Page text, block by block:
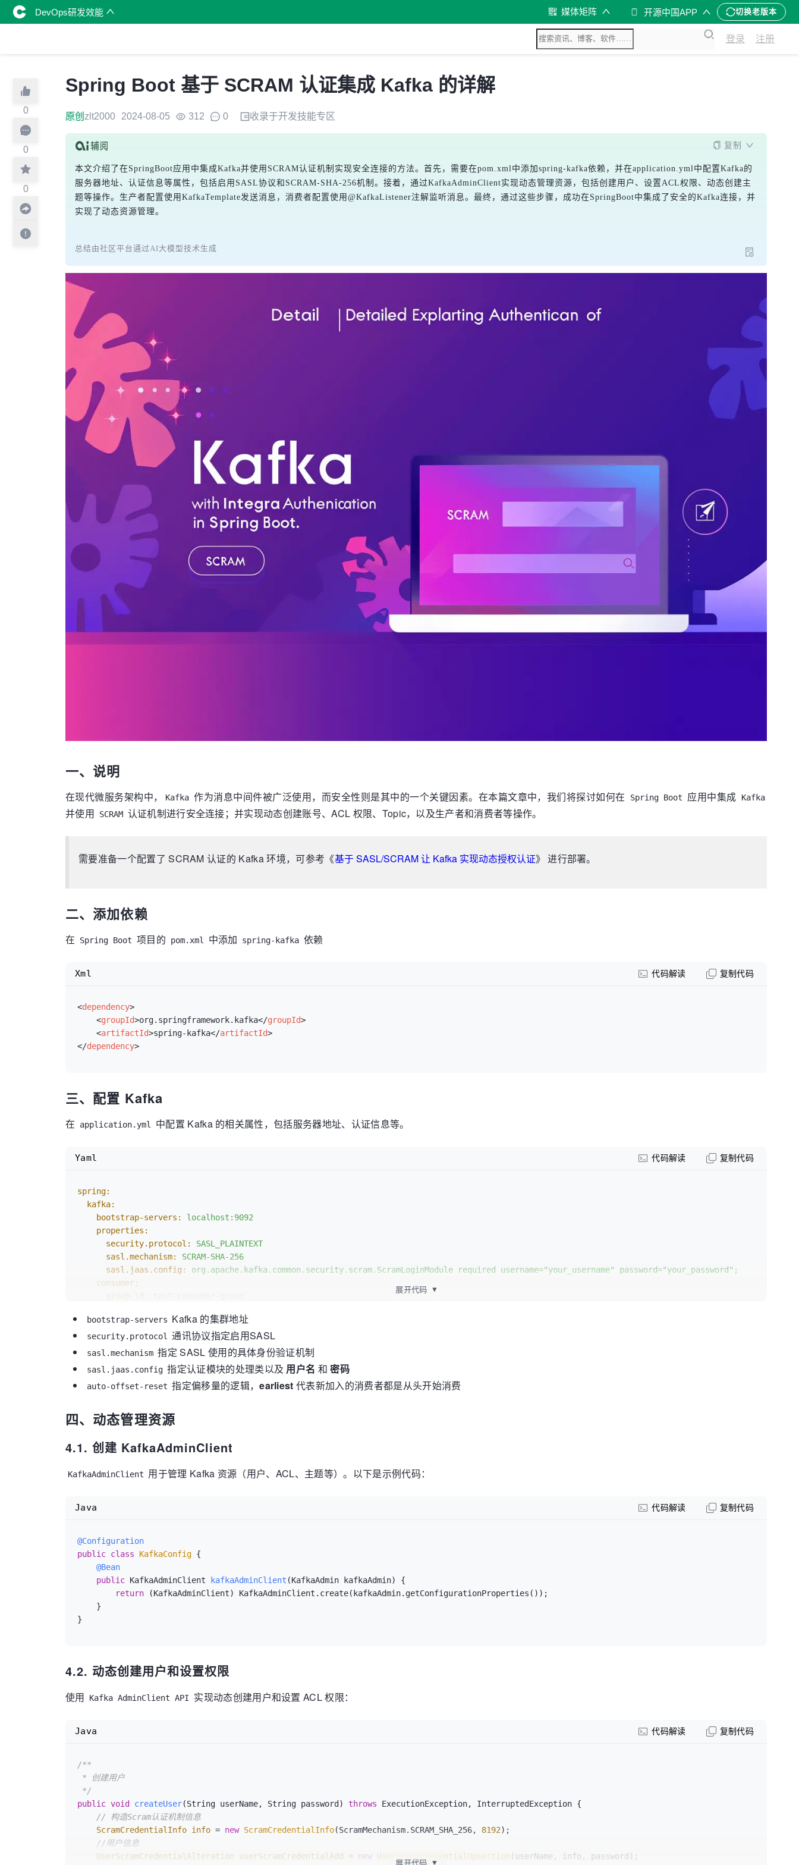
DevOps研发效能 媒体矩阵 开源中国APP 切换老版本
登录 注册
0
0
0
Spring Boot 基于 SCRAM 认证集成 Kafka 的详解
原创 zlt2000 2024-08-05 312 0 收录于开发技能专区
复制
本文介绍了在SpringBoot应用中集成Kafka并使用SCRAM认证机制实现安全连接的方法。首先，需要在pom.xml中添加spring-kafka依赖，并在application.yml中配置Kafka的
服务器地址、认证信息等属性，包括启用SASL协议和SCRAM-SHA-256机制。接着，通过KafkaAdminClient实现动态管理资源，包括创建用户、设置ACL权限、动态创建主
题等操作。生产者配置使用KafkaTemplate发送消息，消费者配置使用@KafkaListener注解监听消息。最终，通过这些步骤，成功在SpringBoot中集成了安全的Kafka连接，并
实现了动态资源管理。
总结由社区平台通过AI大模型技术生成
一、说明
在现代微服务架构中， Kafka 作为消息中间件被广泛使用，而安全性则是其中的一个关键因素。在本篇文章中，我们将探讨如何在 Spring Boot 应用中集成 Kafka
并使用 SCRAM 认证机制进行安全连接；并实现动态创建账号、ACL 权限、Topic，以及生产者和消费者等操作。
需要准备一个配置了 SCRAM 认证的 Kafka 环境，可参考《基于 SASL/SCRAM 让 Kafka 实现动态授权认证》 进行部署。
二、添加依赖
在 Spring Boot 项目的 pom.xml 中添加 spring-kafka 依赖
<dependency>
<groupId>org.springframework.kafka</groupId>
<artifactId>spring-kafka</artifactId>
</dependency>
Xml 代码解读 复制代码
三、配置 Kafka
在 application.yml 中配置 Kafka 的相关属性，包括服务器地址、认证信息等。
spring:
kafka:
bootstrap-servers:
localhost:9092
properties:
security.protocol:
SASL_PLAINTEXT
sasl.mechanism:
SCRAM-SHA-256
sasl.jaas.config:
org.apache.kafka.common.security.scram.ScramLoginModule required username="your_username"
password="your_password";
consumer:
group-id:
properties:
sasl.jaas.config: org.apache.kafka.common.security.scram.ScramLoginModule
producer:
value-serializer: org.apache.kafka.common.serialization.StringSerializer
Yaml 代码解读 复制代码
展开代码 ▼
bootstrap-servers Kafka 的集群地址
security.protocol 通讯协议指定启用SASL
sasl.mechanism 指定 SASL 使用的具体身份验证机制
sasl.jaas.config 指定认证模块的处理类以及 用户名 和密码
auto-offset-reset 指定偏移量的逻辑，earliest 代表新加入的消费者都是从头开始消费
四、动态管理资源
4.1. 创建 KafkaAdminClient
KafkaAdminClient 用于管理 Kafka 资源（用户、ACL、主题等）。以下是示例代码：
@Configuration
public class KafkaConfig {
@Bean
public KafkaAdminClient kafkaAdminClient (KafkaAdmin kafkaAdmin)
{
return (KafkaAdminClient) KafkaAdminClient.create(kafkaAdmin.getConfigurationProperties());
Java 代码解读 复制代码
4.2. 动态创建用户和设置权限
使用 Kafka AdminClient API 实现动态创建用户和设置 ACL 权限：
/**
*/
public void createUser(String userName, String password) throws ExecutionException, InterruptedException {
// 构造Scram认证机制信息
ScramCredentialInfo info = new ScramCredentialInfo(ScramMechanism.SCRAM_SHA_256, 8192);
//用户信息
UserScramCredentialAlteration
userScramCredentialAdd = new UserScramCredentialUpsertion (userName, info, password);
Java 代码解读 复制代码
展开代码 ▼